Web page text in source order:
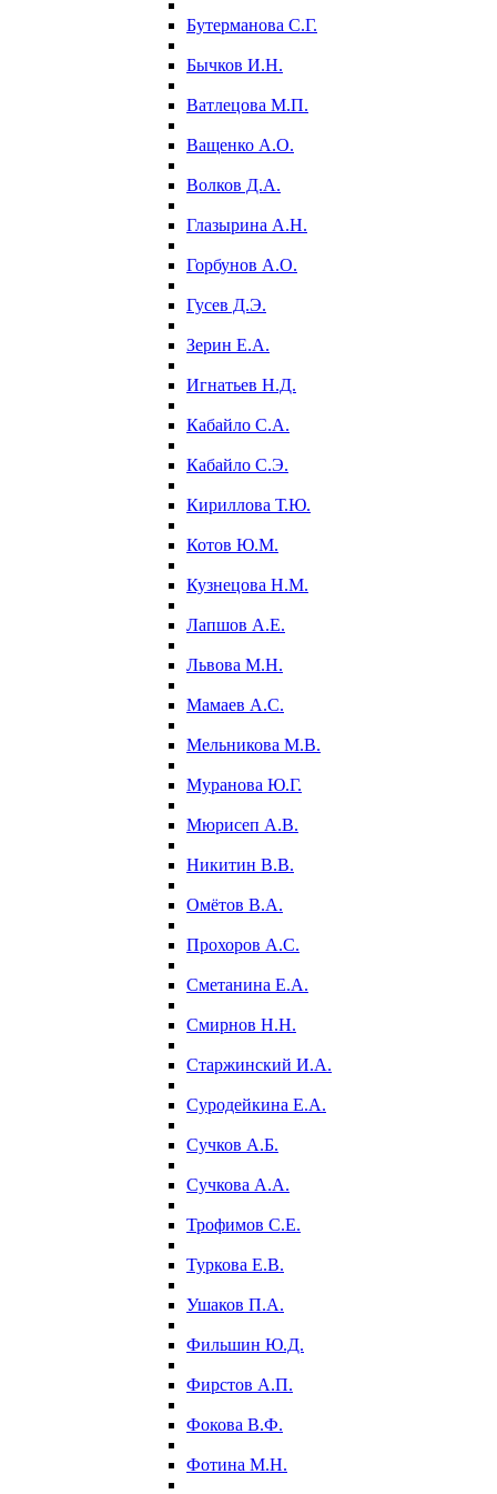
Бутерманова С.Г.
Бычков И.Н.
Ватлецова М.П.
Ващенко А.О.
Волков Д.А.
Глазырина А.Н.
Горбунов А.О.
Гусев Д.Э.
Зерин Е.А.
Игнатьев Н.Д.
Кабайло С.А.
Кабайло С.Э.
Кириллова Т.Ю.
Котов Ю.М.
Кузнецова Н.М.
Лапшов А.Е.
Львова М.Н.
Мамаев А.С.
Мельникова М.В.
Муранова Ю.Г.
Мюрисеп А.В.
Никитин В.В.
Омётов В.А.
Прохоров А.С.
Сметанина Е.А.
Смирнов Н.Н.
Старжинский И.А.
Суродейкина Е.А.
Сучков А.Б.
Сучкова А.А.
Трофимов С.Е.
Туркова Е.В.
Ушаков П.А.
Фильшин Ю.Д.
Фирстов А.П.
Фокова В.Ф.
Фотина М.Н.